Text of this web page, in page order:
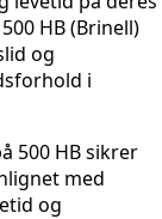
HB (Brinell)
og
i
500 HB sikrer
med
og